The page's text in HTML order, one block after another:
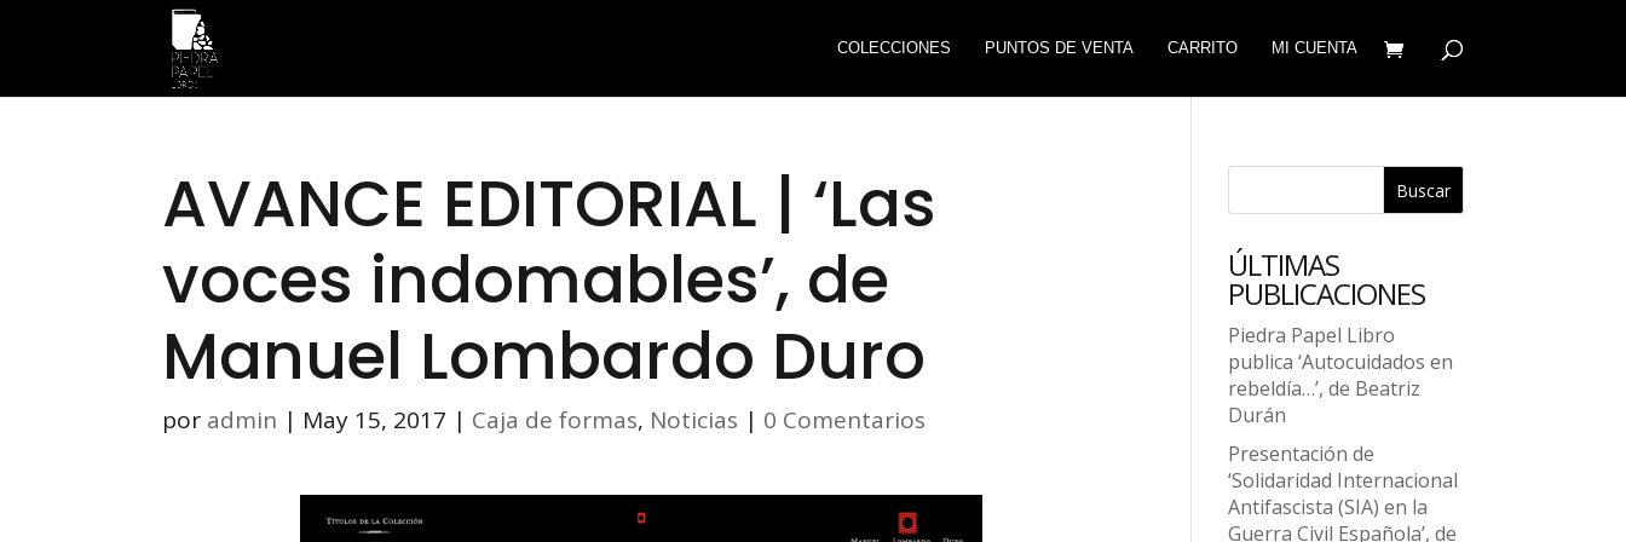
COLECCIONES PUNTOS DE VENTA CARRITO MI CUENTA
AVANCE EDITORIAL | ‘Las
voces indomables’, de
Manuel Lombardo Duro
por admin | May 15, 2017 | Caja de formas, Noticias | 0 Comentarios
Buscar
ÚLTIMAS
PUBLICACIONES
Piedra Papel Libro
publica ‘Autocuidados en
rebeldía…’, de Beatriz
Durán
Presentación de
‘Solidaridad Internacional
Antifascista (SIA) en la
Guerra Civil Española’, de